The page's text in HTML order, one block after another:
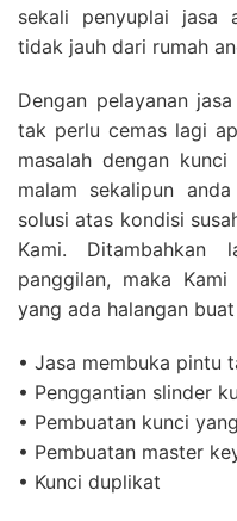
sekali penyuplai jasa
tidak jauh dari rumah
Dengan pelayanan
tak perlu cemas lagi
masalah dengan
malam sekalipun
solusi atas kondisi
Kami. Ditambahkan
panggilan, maka
yang ada halangan
• Jasa membuka pintu
• Penggantian slinder
• Pembuatan kunci
• Pembuatan master
• Kunci duplikat